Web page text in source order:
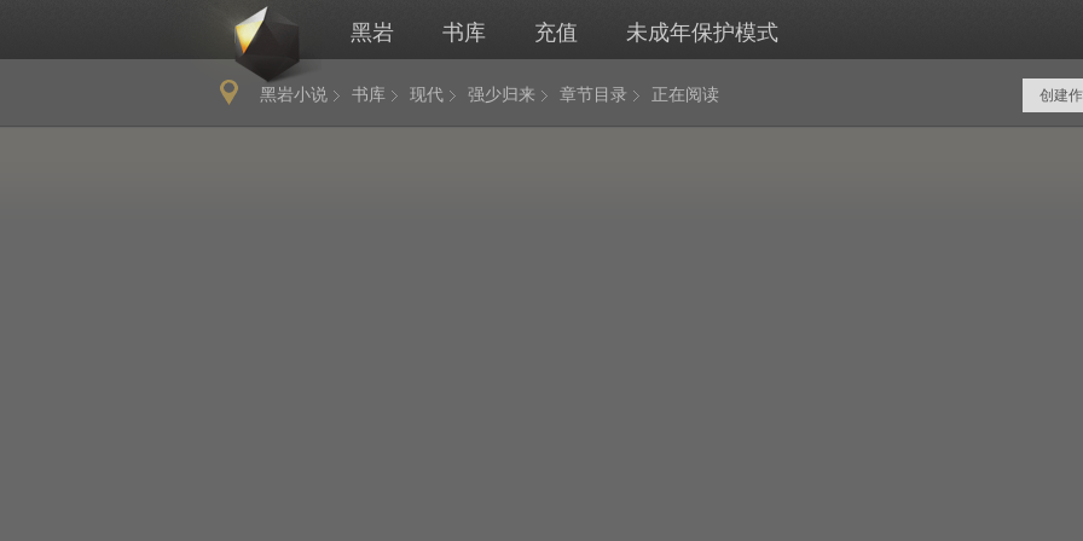
黑岩 书库 充值 未成年保护模式
黑岩小说 书库 现代 强少归来 章节目录 正在阅读 创建